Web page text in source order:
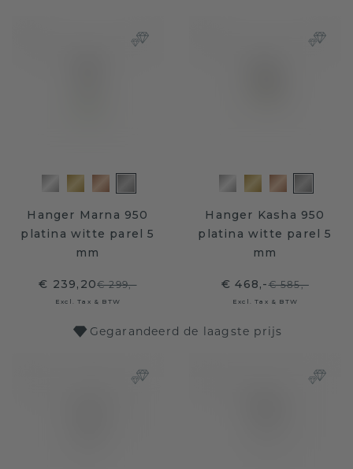
Hanger Marna 950
platina witte parel 5
mm
€ 239,20€ 299,-
Excl. Tax & BTW
Hanger Kasha 950
platina witte parel 5
mm
€ 468,-€ 585,-
Excl. Tax & BTW
Gegarandeerd de laagste prijs